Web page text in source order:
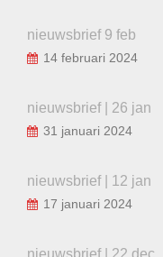
nieuwsbrief 9 feb
14 februari 2024
nieuwsbrief | 26 jan
31 januari 2024
nieuwsbrief | 12 jan
17 januari 2024
nieuwsbrief | 22 dec